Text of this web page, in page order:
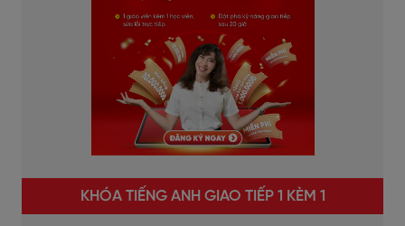
KHÓA TIẾNG ANH GIAO TIẾP 1 KÈM 1